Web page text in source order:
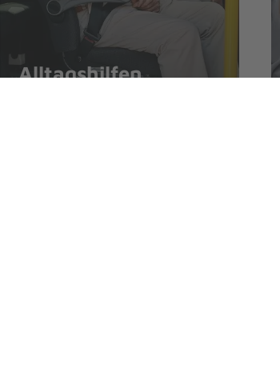
Alltagshilfen